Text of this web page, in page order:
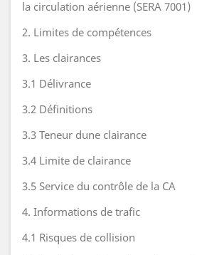
la circulation aérienne (SERA 7001)
2. Limites de compétences
3. Les clairances
3.1 Délivrance
3.2 Définitions
3.3 Teneur dune clairance
3.4 Limite de clairance
3.5 Service du contrôle de la CA
4. Informations de trafic
4.1 Risques de collision